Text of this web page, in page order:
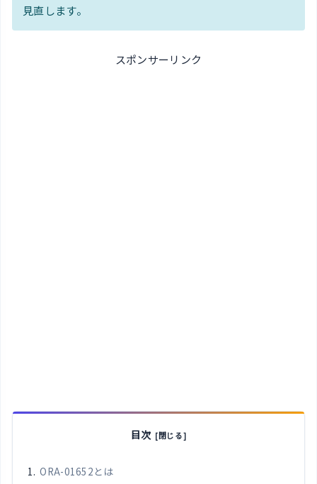
見直します。
スポンサーリンク
目次
ORA-01652とは